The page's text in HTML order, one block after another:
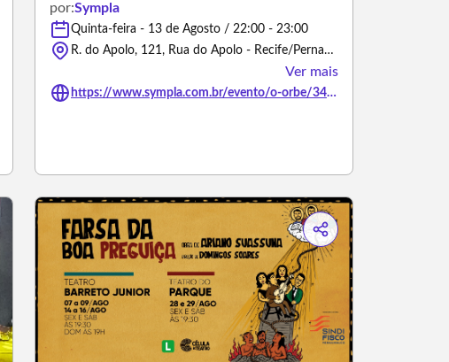
por:Sympla
Quinta-feira - 13 de Agosto / 22:00 - 23:00
R. do Apolo, 121, Rua do Apolo - Recife/Pernambuco
Ver mais
https://www.sympla.com.br/evento/o-orbe/3499562